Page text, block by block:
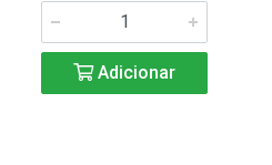
Adicionar